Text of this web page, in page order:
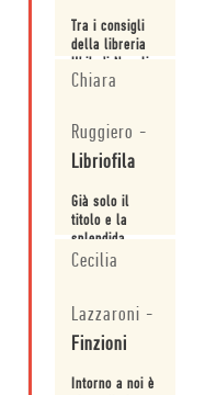
Tra i consigli
della libreria
Ubik di Napoli.
Chiara
Ruggiero -
Libriofila
Già solo il
titolo e la
splendida
copertina
ovation a
priori.
Cecilia
Lazzaroni -
Finzioni
Intorno a noi è